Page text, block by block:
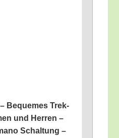
Beque­mes Trek­
und Her­ren –
Schal­tung –